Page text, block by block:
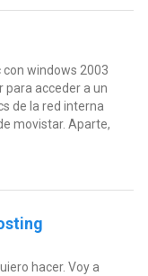
windows 2003
para acceder a un
de la red interna
movistar. Aparte,
hacer. Voy a